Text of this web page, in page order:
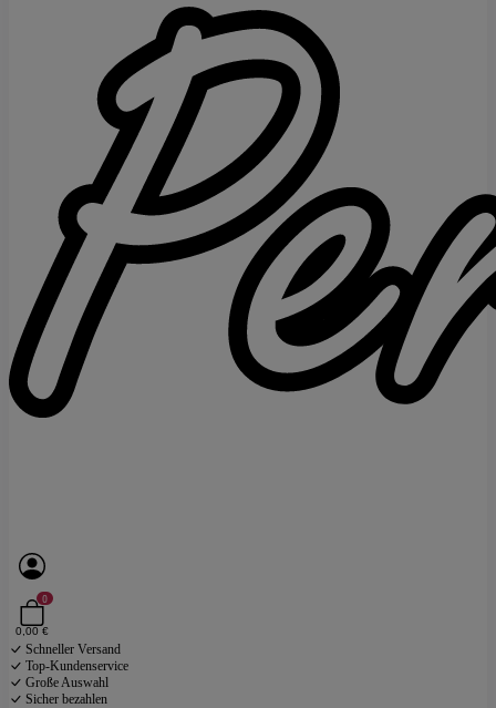
0
0,00 €
Schneller Versand
Top-Kundenservice
Große Auswahl
Sicher bezahlen